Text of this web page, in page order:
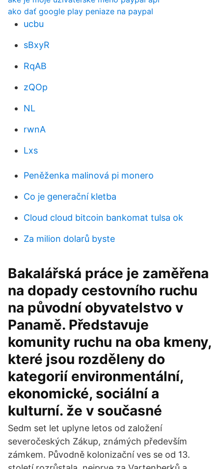
ako dať google play peniaze na paypal
ucbu
sBxyR
RqAB
zQOp
NL
rwnA
Lxs
Peněženka malinová pi monero
Co je generační kletba
Cloud cloud bitcoin bankomat tulsa ok
Za milion dolarů byste
Bakalářská práce je zaměřena
na dopady cestovního ruchu
na původní obyvatelstvo v
Panamě. Představuje
komunity ruchu na oba kmeny,
které jsou rozděleny do
kategorií environmentální,
ekonomické, sociální a
kulturní. že v současné
Sedm set let uplyne letos od založení
severočeských Zákup, známých především
zámkem. Původně kolonizační ves se od 13.